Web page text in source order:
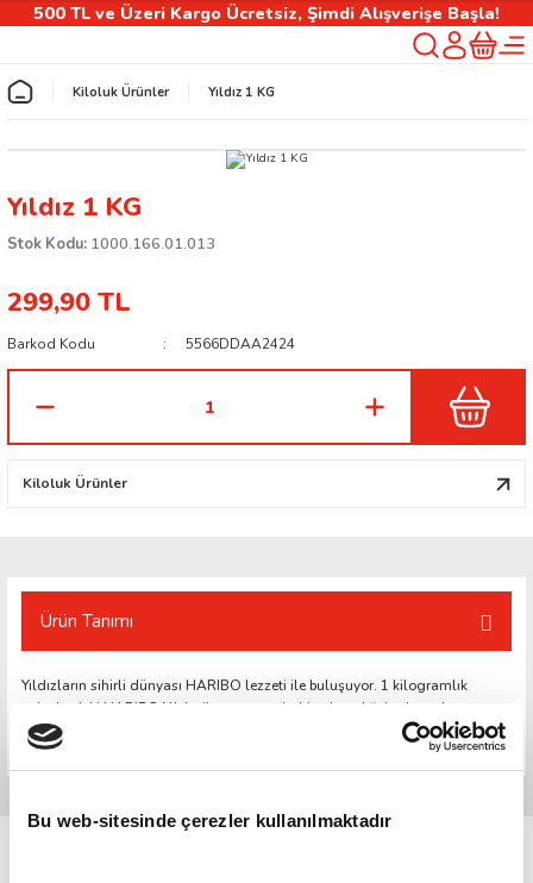
Bu web-sitesinde çerezler kullanılmaktadır
500 TL ve Üzeri Kargo Ücretsiz, Şimdi Alışverişe Başla!
Geri Dön
Kiloluk Ürünler Yıldız 1 KG
Yıldız 1 KG
Stok Kodu: 1000.166.01.013
299,90 TL
Barkod Kodu 5566DDAA2424
Kiloluk Ürünler
Ürün Tanımı
Yıldızların sihirli dünyası HARIBO lezzeti ile buluşuyor. 1 kilogramlık
paketlerdeki HARIBO Yıldız ile samanyolu hiç olmadığı kadar yakınınıza
geliyor.